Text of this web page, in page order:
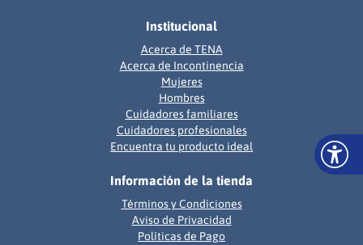
Institucional
Acerca de TENA
Acerca de Incontinencia
Mujeres
Hombres
Cuidadores familiares
Cuidadores profesionales
Encuentra tu producto ideal
Información de la tienda
Términos y Condiciones
Aviso de Privacidad
Políticas de Pago